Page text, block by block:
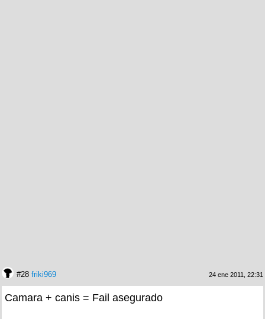
#28 friki969 24 ene 2011, 22:31
Camara + canis = Fail asegurado